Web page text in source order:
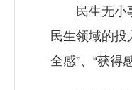
民生无小事
民生领域的
全感”、“获得